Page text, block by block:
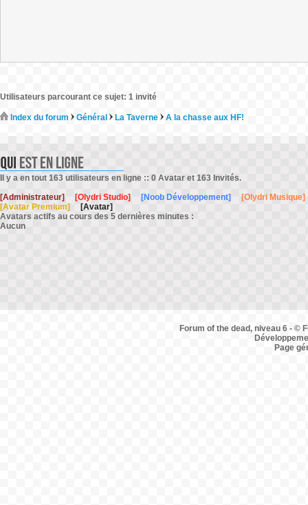
Utilisateurs parcourant ce sujet: 1 invité
Index du forum Général La Taverne A la chasse aux HF!
Il y a en tout 163 utilisateurs en ligne :: 0 Avatar et 163 Invités.
[Administrateur]
[Olydri Studio] [Noob Développement]
[Olydri Musique]
[Avatar Premium]
[Avatar]
Avatars actifs au cours des 5 dernières minutes :
Aucun
Forum of the dead, niveau 6 - ©
Page